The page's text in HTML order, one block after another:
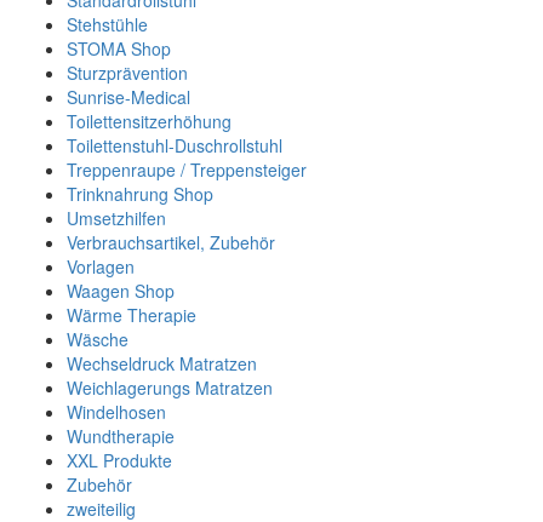
Stehstühle
STOMA Shop
Sturzprävention
Sunrise-Medical
Toilettensitzerhöhung
Toilettenstuhl-Duschrollstuhl
Treppenraupe / Treppensteiger
Trinknahrung Shop
Umsetzhilfen
Verbrauchsartikel, Zubehör
Vorlagen
Waagen Shop
Wärme Therapie
Wäsche
Wechseldruck Matratzen
Weichlagerungs Matratzen
Windelhosen
Wundtherapie
XXL Produkte
Zubehör
zweiteilig